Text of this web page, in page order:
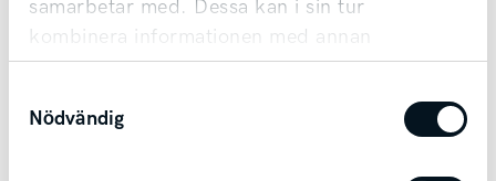
samarbetar med. Dessa kan i sin tur
kombinera informationen med annan
information som du har tillhandahållit eller
som de har samlat in när du har använt deras
tjänster.
Nödvändig